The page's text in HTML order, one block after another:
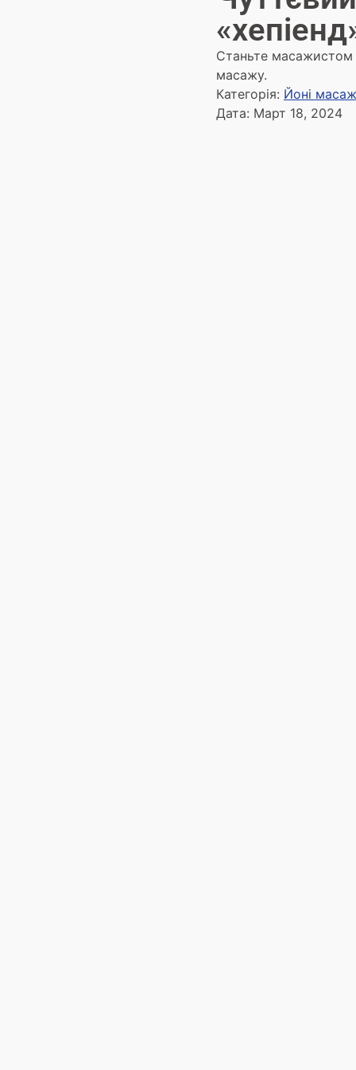
Станьте масажистом
масажу.
Категорія: Йоні масаж
Дата: Март 18, 2024